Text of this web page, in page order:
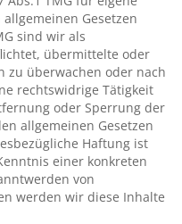
Gesetzen
sind wir als
übermittelte oder
zu überwachen oder nach
rechtswidrige Tätigkeit
oder Sperrung der
allgemeinen Gesetzen
Haftung ist
einer konkreten
von
werden wir diese Inhalte